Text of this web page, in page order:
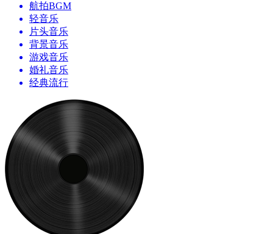
航拍BGM
轻音乐
片头音乐
背景音乐
游戏音乐
婚礼音乐
经典流行